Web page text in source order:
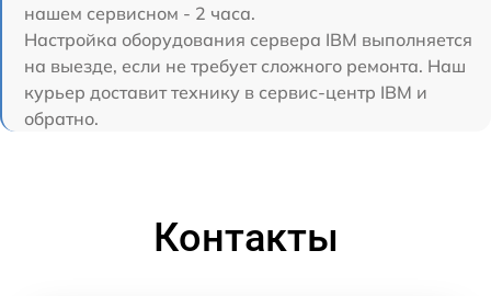
нашем сервисном - 2 часа.
Настройка оборудования сервера IBM выполняется
на выезде, если не требует сложного ремонта. Наш
курьер доставит технику в сервис-центр IBM и
обратно.
Контакты